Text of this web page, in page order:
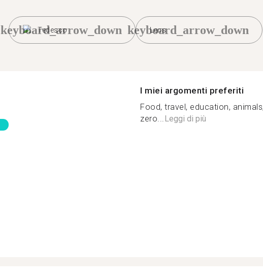
Tedesco
keyboard_arrow_down Lens
keyboard_arrow_down
I miei argomenti preferiti
Food, travel, education,
zero...Leggi di più